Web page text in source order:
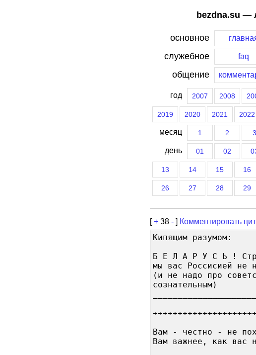
bezdna.su —
основное
служебное faq
общение
год 2007 2008
2019 2020 2021 2022
месяц 1 2 3
день 01 02
13 14 15 16
26 27 28 29
[+ 38 - ] Комментировать
Кипящим разумом:
Б Е Л А Р У С Ь !
мы вас Россисией не
(и не надо про
сознательным)
Вам - честно - не
Вам важнее, как вас